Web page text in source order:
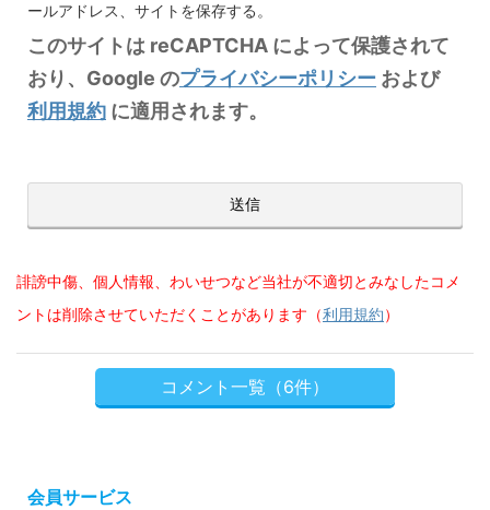
ールアドレス、サイトを保存する。
このサイトは reCAPTCHA によって保護されて
おり、Google のプライバシーポリシー および
利用規約 に適用されます。
誹謗中傷、個人情報、わいせつなど当社が不適切とみなしたコメ
ントは削除させていただくことがあります（利用規約）
コメント一覧（6件）
会員サービス